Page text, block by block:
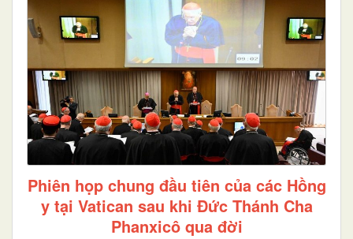
Phiên họp chung đầu tiên của các Hồng
y tại Vatican sau khi Đức Thánh Cha
Phanxicô qua đời